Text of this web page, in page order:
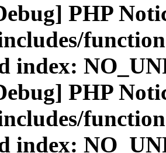
PHP
index:
PHP
index: